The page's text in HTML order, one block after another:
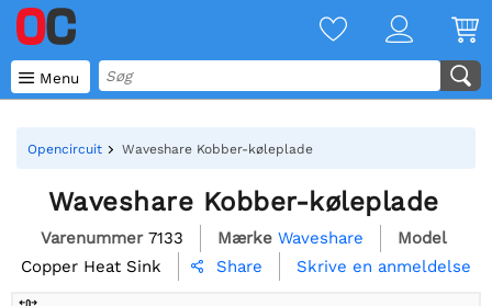
 Menu
Opencircuit Waveshare Kobber-køleplade
Waveshare Kobber-køleplade
Varenummer 7133 Mærke Waveshare
Model
Copper Heat Sink
 Share Skrive en anmeldelse